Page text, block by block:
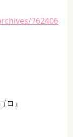
762406
ロ』